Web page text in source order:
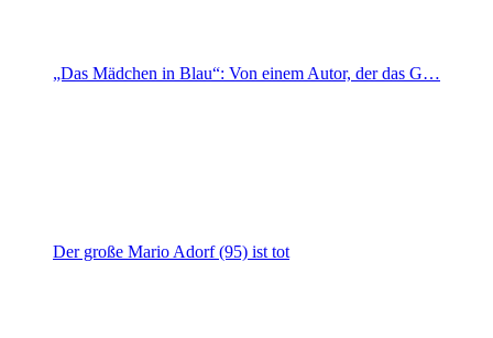
„Das Mädchen in Blau“: Von einem Autor, der das G…
Der große Mario Adorf (95) ist tot